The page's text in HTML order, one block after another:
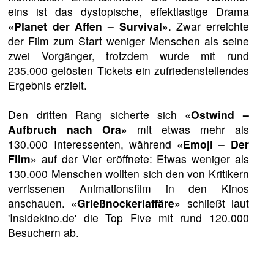
eins ist das dystopische, effektlastige Drama
«Planet der Affen – Survival». Zwar erreichte
der Film zum Start weniger Menschen als seine
zwei Vorgänger, trotzdem wurde mit rund
235.000 gelösten Tickets ein zufriedenstellendes
Ergebnis erzielt.
Den dritten Rang sicherte sich «Ostwind –
Aufbruch nach Ora» mit etwas mehr als
130.000 Interessenten, während «Emoji – Der
Film» auf der Vier eröffnete: Etwas weniger als
130.000 Menschen wollten sich den von Kritikern
verrissenen Animationsfilm in den Kinos
anschauen. «Grießnockerlaffäre» schließt laut
'Insidekino.de' die Top Five mit rund 120.000
Besuchern ab.